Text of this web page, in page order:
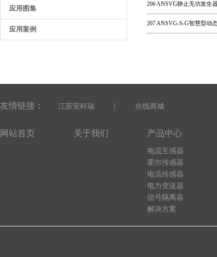
应用图集
应用案例
206 ANSVG静止无功发生
207 ANSVG-S-G智慧型动
友情链接： 江苏安科瑞 | 在线商城
网站首页 关于我们 产品中心
电流互感器
霍尔传感器
电流传感器
电力变送器
信号隔离器
解决方案